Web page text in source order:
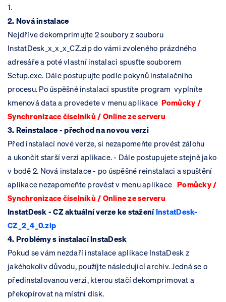
1.
2. Nová instalace
Nejdříve dekomprimujte 2 soubory z souboru
InstatDesk_x_x_x_CZ.zip do vámi zvoleného prázdného
adresáře a poté vlastní instalaci spusťte souborem
Setup.exe. Dále postupujte podle pokynů instalačního
procesu. Po úspěšné instalaci spustíte program vyplníte
kmenová data a provedete v menu aplikace Pomůcky /
Synchronizace číselníků / Online ze serveru
3. Reinstalace -přechod na novou verzi
Před instalací nové verze, si nezapomeňte provést zálohu
a ukončit starší verzi aplikace. - Dále postupujete stejně jako
v bodě 2. Nová instalace- po úspěšné reinstalaci a spuštění
aplikace nezapomeňte provést v menu aplikace Pomůcky /
Synchronizace číselníků / Online ze serveru
InstatDesk - CZ aktuální verze ke staženíInstatDesk-
CZ_2_4_0.zip
4. Problémy s instalací InstaDesk
Pokud se vám nezdaří instalace aplikace InstaDesk z
jakéhokoliv důvodu, použíjte následující archiv. Jedná se o
předinstalovanou verzi, kterou stačí dekomprimovat a
překopírovat na místní disk.